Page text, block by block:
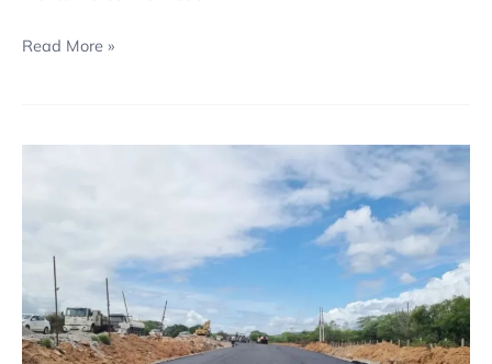
Read More »
Lajes
tem
prazo